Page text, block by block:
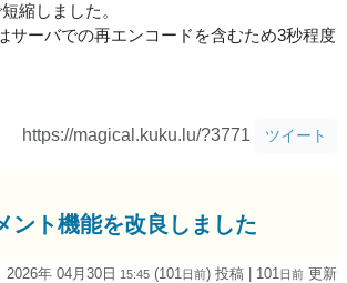
縮しました。
サーバでの再エンコードを含むため3秒程度
https://magical.kuku.lu/?3771 ツイート
ント機能を改良しました
2026年 04月30日 15:45 (101日前) 投稿 | 101日前 更新